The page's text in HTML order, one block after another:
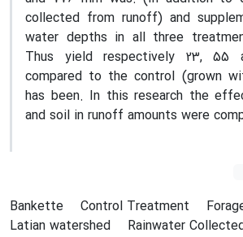
collected from runoff) and
water depths in all three
Thus yield respectively 23, 55
compared to the control (grown
has been. In this research the
and soil in runoff amounts were
Bankette Control Treatment
Latian watershed
Rainwater